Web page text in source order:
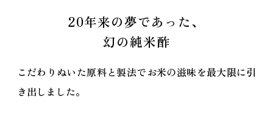
まろやかな旨みと
コクの純米酢
明治26年の創業より変わらぬ製法で造った「純米富士
酢」は私どもの看板商品です。
20年来の夢であった、
幻の純米酢
こだわりぬいた原料と製法でお米の滋味を最大限に引
き出しました。
野菜を切って漬けるだけ。
おいしいピクルスのできあがり！
生野菜をそのまま漬けるだけ。美味しいピクルスを簡
単に。